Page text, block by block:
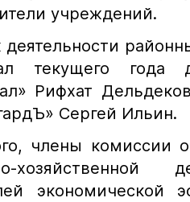
учреждений.
деятельности
текущего года
Рифхат
Сергей Ильин.
члены комиссии
экономической